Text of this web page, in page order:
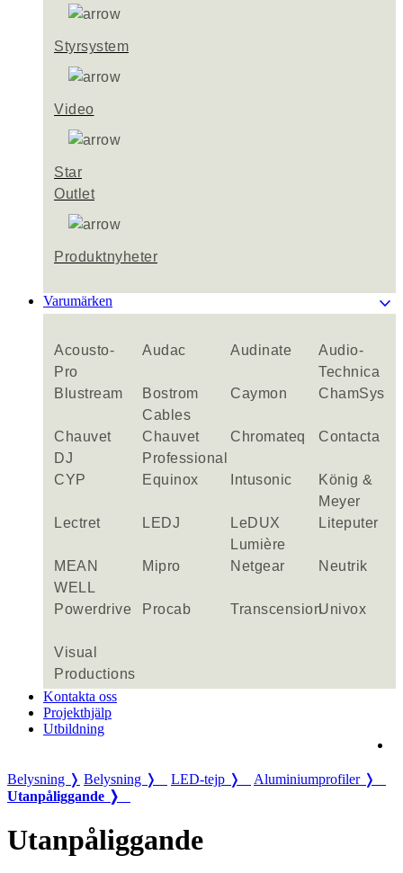
Styrsystem
Video
Star
Outlet
Produktnyheter
Varumärken keyboard_arrow_down
Acousto-
Pro
Audac Audinate
Audio-
Technica
Blustream
Bostrom
Cables
Caymon ChamSys
Chauvet
DJ
Chauvet
Professional
Chromateq Contacta
CYP Equinox Intusonic
König &
Meyer
Lectret
LEDJ
LeDUX
Lumière
Liteputer
MEAN
WELL
Mipro Netgear Neutrik
Powerdrive Procab TranscensionUnivox
Visual
Productions
Kontakta oss
Projekthjälp
Utbildning
Belysning ❭ Belysning ❭ LED-tejp ❭
Aluminiumprofiler ❭
Utanpåliggande ❭
Utanpåliggande